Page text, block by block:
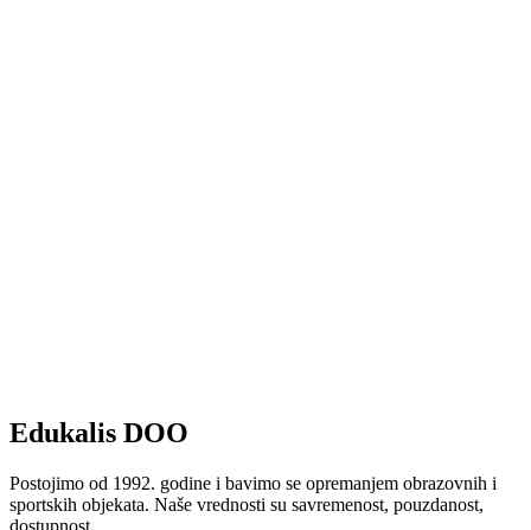
Edukalis DOO
Postojimo od 1992. godine i bavimo se opremanjem obrazovnih i
sportskih objekata. Naše vrednosti su savremenost, pouzdanost,
dostupnost.